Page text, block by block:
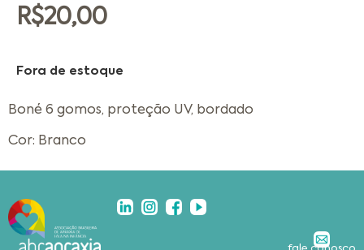
R$20,00
Fora de estoque
Boné 6 gomos, proteção UV, bordado
Cor: Branco